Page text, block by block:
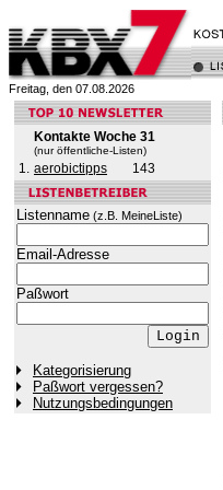
Freitag, den 07.08.2026
Kontakte Woche 31
(nur öffentliche-Listen)
1. aerobictipps 143
Listenname (z.B. MeineListe)
Email-Adresse
Paßwort
Kategorisierung
Paßwort vergessen?
Nutzungsbedingungen